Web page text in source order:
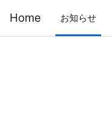
Home お知らせ